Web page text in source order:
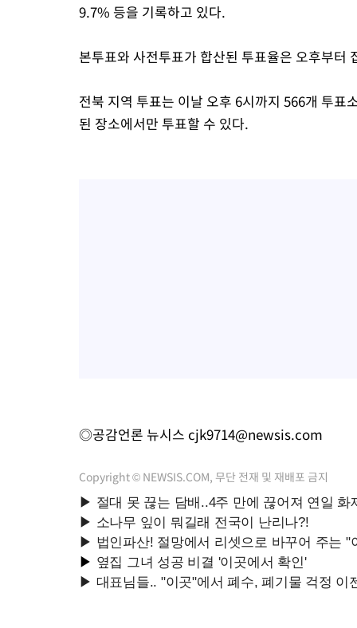
9.7% 등을 기록하고 있다.
본투표와 사전투표가 합산된 투표율은 오후부터
전북 지역 투표는 이날 오후 6시까지 566개 투
된 장소에서만 투표할 수 있다.
◎공감언론 뉴시스 cjk9714@newsis.com
Copyright © NEWSIS.COM, 무단 전재 및 재배포 금지